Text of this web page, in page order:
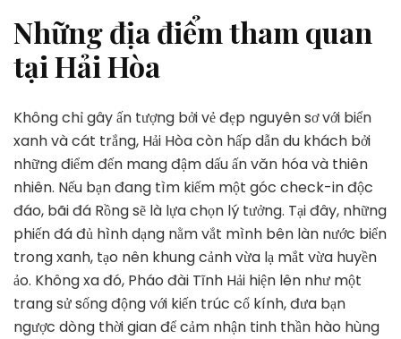
Những địa điểm tham quan
tại Hải Hòa
Không chỉ gây ấn tượng bởi vẻ đẹp nguyên sơ với biển
xanh và cát trắng, Hải Hòa còn hấp dẫn du khách bởi
những điểm đến mang đậm dấu ấn văn hóa và thiên
nhiên. Nếu bạn đang tìm kiếm một góc check-in độc
đáo, bãi đá Rồng sẽ là lựa chọn lý tưởng. Tại đây, những
phiến đá đủ hình dạng nằm vắt mình bên làn nước biển
trong xanh, tạo nên khung cảnh vừa lạ mắt vừa huyền
ảo. Không xa đó, Pháo đài Tĩnh Hải hiện lên như một
trang sử sống động với kiến trúc cổ kính, đưa bạn
ngược dòng thời gian để cảm nhận tinh thần hào hùng